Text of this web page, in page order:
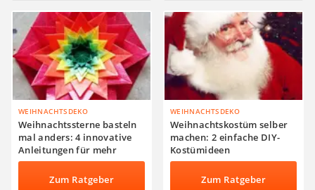
WEIHNACHTSDEKO
Weihnachtssterne basteln
mal anders: 4 innovative
Anleitungen für mehr
Deko-Abwechslung
Zum Ratgeber
WEIHNACHTSDEKO
Weihnachtskostüm selber
machen: 2 einfache DIY-
Kostümideen
Zum Ratgeber